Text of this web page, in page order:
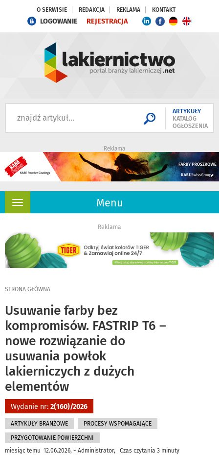
O SERWISIE REDAKCJA REKLAMA KONTAKT
LOGOWANIE REJESTRACJA
ARTYKUŁY
KATALOG
OGŁOSZENIA
Reklama
Menu
Rozwiń
Reklama
STRONA GŁÓWNA
Usuwanie farby bez
kompromisów. FASTRIP T6 –
nowe rozwiązanie do
usuwania powłok
lakierniczych z dużych
elementów
Wydanie nr: 2(160)/2026
ARTYKUŁY BRANŻOWE PROCESY WSPOMAGAJĄCE
PRZYGOTOWANIE POWIERZCHNI
miesiąc temu 12.06.2026, ~ Administrator, Czas czytania 3 minuty